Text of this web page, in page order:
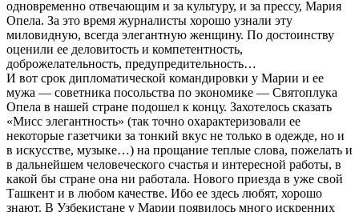
одновременно отвечающим и за культуру, и за прессу, Мария
Опела. За это время журналисты хорошо узнали эту
миловидную, всегда элегантную женщину. По достоинству
оценили ее деловитость и компетентность,
доброжелательность, предупредительность…
И вот срок дипломатической командировки у Марии и ее
мужа — советника посольства по экономике — Святоплука
Опела в нашей стране подошел к концу. Захотелось сказать
«Мисс элегантность» (так точно охарактеризовали ее
некоторые газетчики за тонкий вкус не только в одежде, но и
в искусстве, музыке…) на прощание теплые слова, пожелать и
в дальнейшем человеческого счастья и интересной работы, в
какой бы стране она ни работала. Нового приезда в уже свой
Ташкент и в любом качестве. Ибо ее здесь любят, хорошо
знают. В Узбекистане у Марии появилось много искренних